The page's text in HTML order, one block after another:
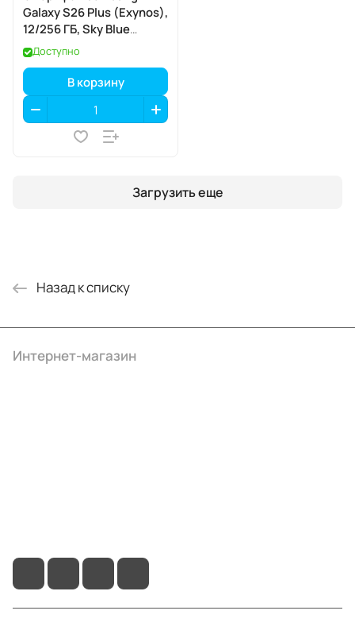
Galaxy S26 Plus (Exynos),
12/256 ГБ, Sky Blue
(небесно-голубой)
Доступно
В корзину
Загрузить еще
Назад к списку
Интернет-магазин